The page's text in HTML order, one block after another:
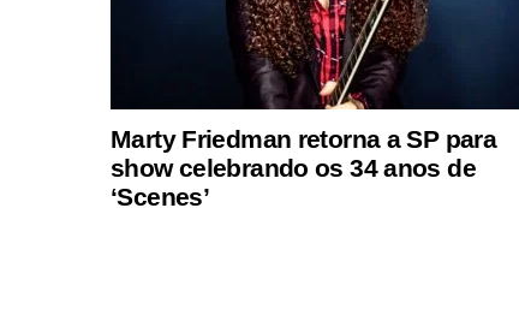
Marty Friedman retorna a SP para
show celebrando os 34 anos de
‘Scenes’